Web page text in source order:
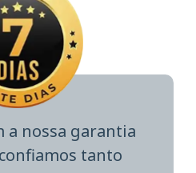
a nossa garantia
tanto